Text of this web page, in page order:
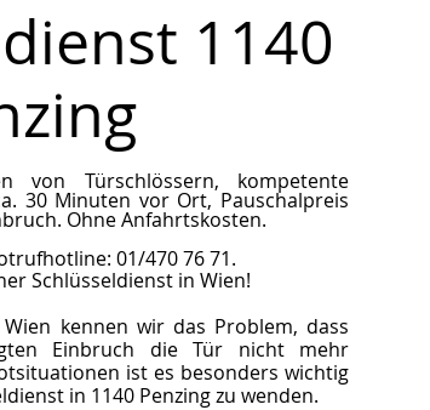
1140
von Türschlössern, kompetente
30 Minuten vor Ort, Pauschalpreis
Ohne Anfahrtskosten.
01/470 76 71.
Schlüsseldienst in Wien!
kennen wir das Problem, dass
Einbruch die Tür nicht mehr
ist es besonders wichtig
in 1140 Penzing zu wenden.